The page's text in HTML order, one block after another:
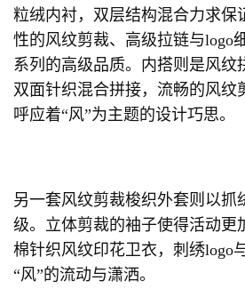
粒绒内衬，双层结构混合力求保
性的风纹剪裁、高级拉链与logo
系列的高级品质。内搭则是风纹
双面针织混合拼接，流畅的风纹
呼应着“风”为主题的设计巧思。
另一套风纹剪裁梭织外套则以抓
级。立体剪裁的袖子使得活动更
棉针织风纹印花卫衣，刺绣logo
“风”的流动与潇洒。